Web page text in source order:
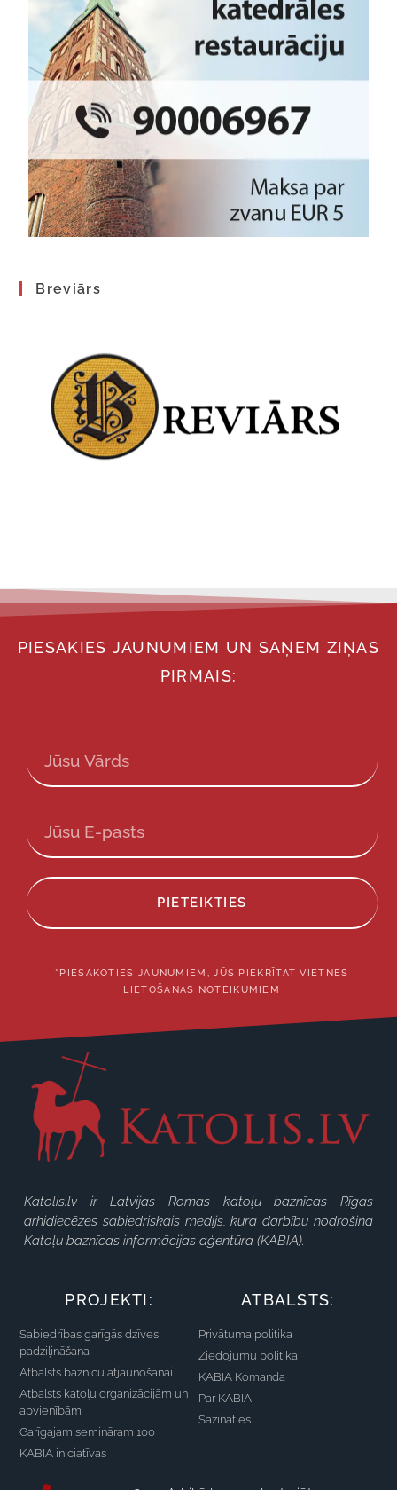
Breviārs
PIESAKIES JAUNUMIEM UN SAŅEM ZIŅAS
PIRMAIS:
PIETEIKTIES
*PIESAKOTIES JAUNUMIEM, JŪS PIEKRĪTAT VIETNES
LIETOŠANAS NOTEIKUMIEM
Katolis.lv ir Latvijas Romas katoļu baznīcas Rīgas
arhidiecēzes sabiedriskais medijs, kura darbību nodrošina
Katoļu baznīcas informācijas aģentūra (KABIA).
PROJEKTI:
Sabiedrības garīgās dzīves
padziļināšana
Atbalsts baznīcu atjaunošanai
Atbalsts katoļu organizācijām un
apvienībām
Garīgajam semināram 100
KABIA iniciatīvas
ATBALSTS:
Privātuma politika
Ziedojumu politika
KABIA Komanda
Par KABIA
Sazināties